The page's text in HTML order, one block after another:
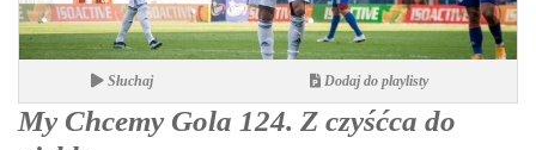
Słuchaj Dodaj do playlisty
My Chcemy Gola 124. Z czyśćca do